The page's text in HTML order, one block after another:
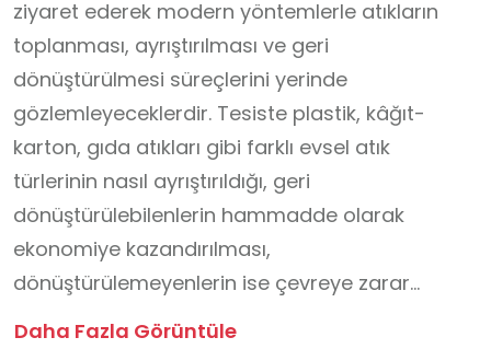
ziyaret ederek modern yöntemlerle atıkların
toplanması, ayrıştırılması ve geri
dönüştürülmesi süreçlerini yerinde
gözlemleyeceklerdir. Tesiste plastik, kâğıt-
karton, gıda atıkları gibi farklı evsel atık
türlerinin nasıl ayrıştırıldığı, geri
dönüştürülebilenlerin hammadde olarak
ekonomiye kazandırılması,
dönüştürülemeyenlerin ise çevreye zarar
vermemesi için nasıl bertaraf edildiği
Daha Fazla Görüntüle